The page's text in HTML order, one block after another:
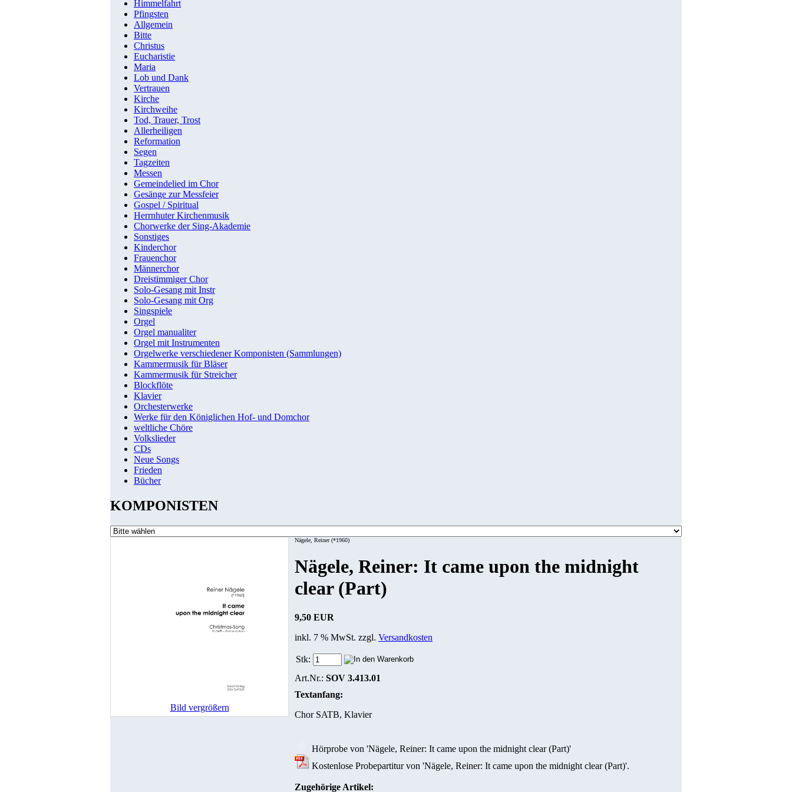
Himmelfahrt
Pfingsten
Allgemein
Bitte
Christus
Eucharistie
Maria
Lob und Dank
Vertrauen
Kirche
Kirchweihe
Tod, Trauer, Trost
Allerheiligen
Reformation
Segen
Tagzeiten
Messen
Gemeindelied im Chor
Gesänge zur Messfeier
Gospel / Spiritual
Herrnhuter Kirchenmusik
Chorwerke der Sing-Akademie
Sonstiges
Kinderchor
Frauenchor
Männerchor
Dreistimmiger Chor
Solo-Gesang mit Instr
Solo-Gesang mit Org
Singspiele
Orgel
Orgel manualiter
Orgel mit Instrumenten
Orgelwerke verschiedener Komponisten (Sammlungen)
Kammermusik für Bläser
Kammermusik für Streicher
Blockflöte
Klavier
Orchesterwerke
Werke für den Königlichen Hof- und Domchor
weltliche Chöre
Volkslieder
CDs
Neue Songs
Frieden
Bücher
KOMPONISTEN
Bild vergrößern
Nägele, Reiner (*1960)
Nägele, Reiner: It came upon the midnight
clear (Part)
9,50 EUR
inkl. 7 % MwSt. zzgl. Versandkosten
Stk:
Art.Nr.: SOV 3.413.01
Textanfang:
Chor SATB, Klavier
Hörprobe von 'Nägele, Reiner: It came upon the midnight clear (Part)'
Kostenlose Probepartitur von 'Nägele, Reiner: It came upon the midnight clear (Part)'.
Zugehörige Artikel: